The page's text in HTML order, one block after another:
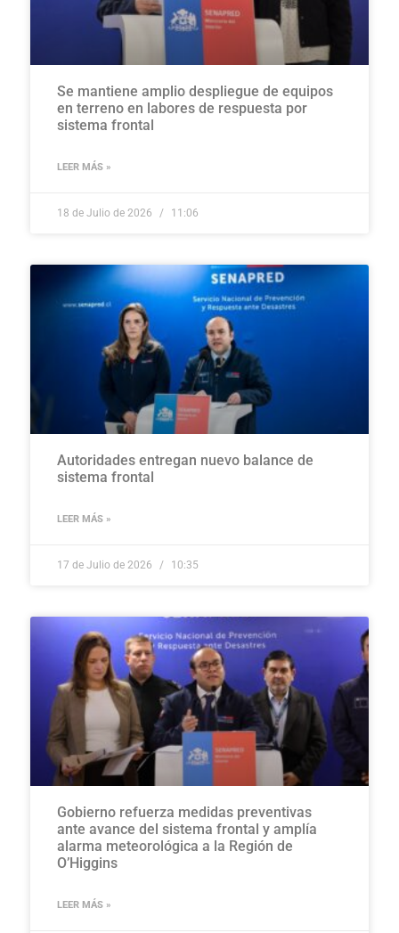
Se mantiene amplio despliegue de equipos
en terreno en labores de respuesta por
sistema frontal
LEER MÁS »
18 de Julio de 2026 11:06
Autoridades entregan nuevo balance de
sistema frontal
LEER MÁS »
17 de Julio de 2026 10:35
Gobierno refuerza medidas preventivas
ante avance del sistema frontal y amplía
alarma meteorológica a la Región de
O’Higgins
LEER MÁS »